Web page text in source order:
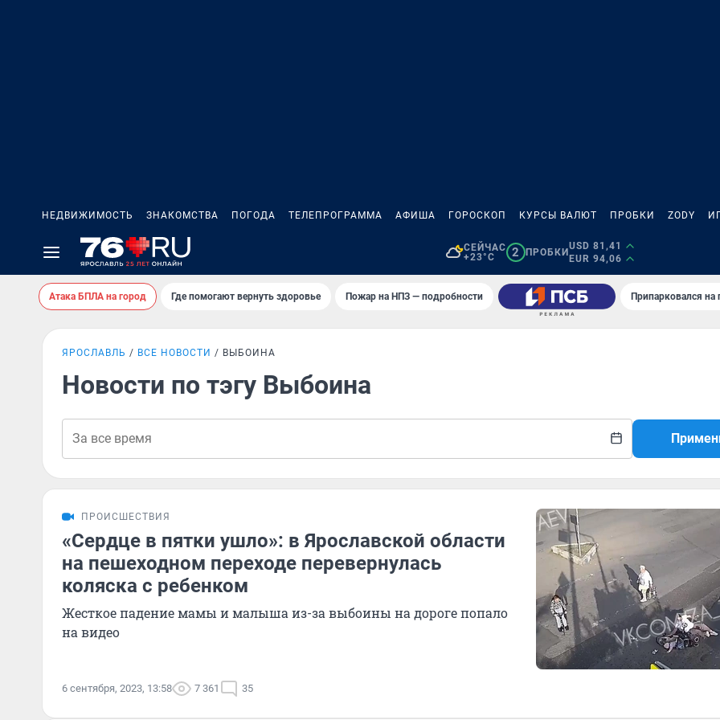
НЕДВИЖИМОСТЬ ЗНАКОМСТВА ПОГОДА ТЕЛЕПРОГРАММА АФИША ГОРОСКОП КУРСЫ ВАЛЮТ ПРОБКИ ZODY
СЕЙЧАС
+23°C
2 ПРОБКИ
USD 81,41
EUR 94,06
Атака БПЛА на город Где помогают вернуть здоровье Пожар на НПЗ — подробности Припарковался на
ЯРОСЛАВЛЬ ВСЕ НОВОСТИ ВЫБОИНА
Новости по тэгу Выбоина
ПРОИСШЕСТВИЯ
«Сердце в пятки ушло»: в Ярославской области
на пешеходном переходе перевернулась
коляска с ребенком
Жесткое падение мамы и малыша из-за выбоины на дороге попало
на видео
6 сентября, 2023, 13:58 7 361 35